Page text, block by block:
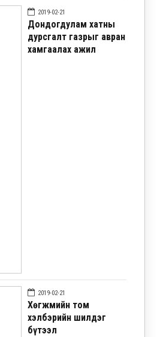
2019-02-21
Дондогдулам хатны
дурсгалт газрыг авран
хамгаалах ажил
2019-02-21
Хөгжмийн том
хэлбэрийн шилдэг
бүтээл